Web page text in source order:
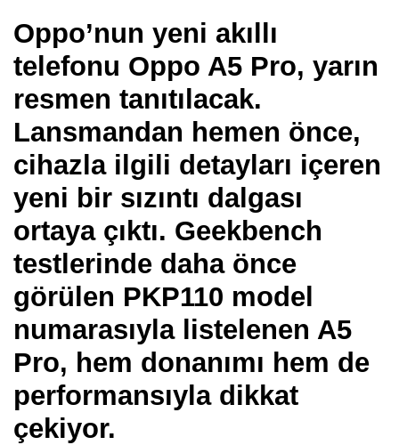
Oppo’nun yeni akıllı
telefonu Oppo A5 Pro, yarın
resmen tanıtılacak.
Lansmandan hemen önce,
cihazla ilgili detayları içeren
yeni bir sızıntı dalgası
ortaya çıktı. Geekbench
testlerinde daha önce
görülen PKP110 model
numarasıyla listelenen A5
Pro, hem donanımı hem de
performansıyla dikkat
çekiyor.